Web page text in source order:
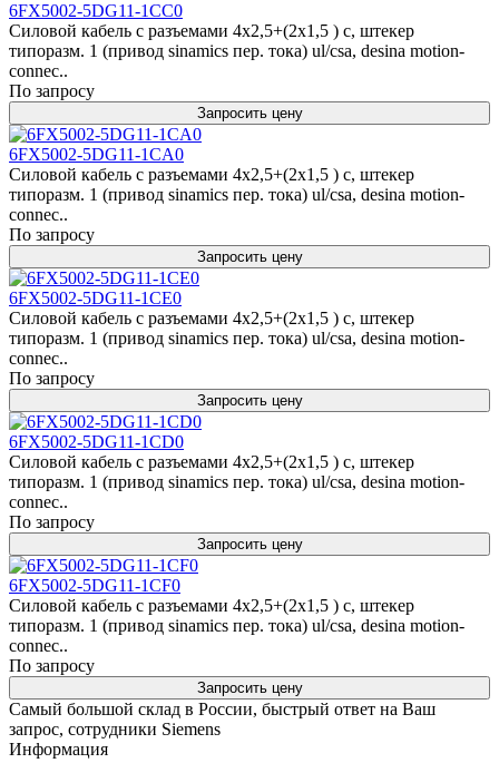
6FX5002-5DG11-1CC0
Силовой кабель с разъемами 4x2,5+(2x1,5 ) c, штекер
типоразм. 1 (привод sinamics пер. тока) ul/csa, desina motion-
connec..
По запросу
Запросить цену
6FX5002-5DG11-1CA0
Силовой кабель с разъемами 4x2,5+(2x1,5 ) c, штекер
типоразм. 1 (привод sinamics пер. тока) ul/csa, desina motion-
connec..
По запросу
Запросить цену
6FX5002-5DG11-1CE0
Силовой кабель с разъемами 4x2,5+(2x1,5 ) c, штекер
типоразм. 1 (привод sinamics пер. тока) ul/csa, desina motion-
connec..
По запросу
Запросить цену
6FX5002-5DG11-1CD0
Силовой кабель с разъемами 4x2,5+(2x1,5 ) c, штекер
типоразм. 1 (привод sinamics пер. тока) ul/csa, desina motion-
connec..
По запросу
Запросить цену
6FX5002-5DG11-1CF0
Силовой кабель с разъемами 4x2,5+(2x1,5 ) c, штекер
типоразм. 1 (привод sinamics пер. тока) ul/csa, desina motion-
connec..
По запросу
Запросить цену
Самый большой склад в России, быстрый ответ на Ваш
запрос, сотрудники Siemens
Информация